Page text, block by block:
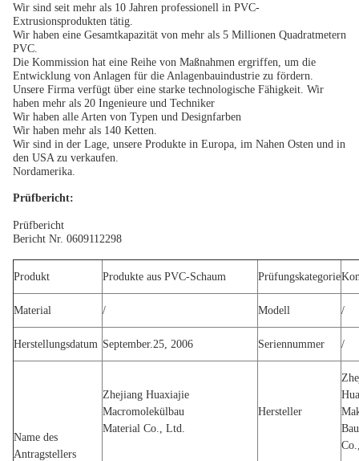
Wir sind seit mehr als 10 Jahren professionell in PVC-
Extrusionsprodukten tätig.
Wir haben eine Gesamtkapazität von mehr als 5 Millionen Quadratmetern
PVC.
Die Kommission hat eine Reihe von Maßnahmen ergriffen, um die
Entwicklung von Anlagen für die Anlagenbauindustrie zu fördern.
Unsere Firma verfügt über eine starke technologische Fähigkeit. Wir
haben mehr als 20 Ingenieure und Techniker
Wir haben alle Arten von Typen und Designfarben
Wir haben mehr als 140 Ketten.
Wir sind in der Lage, unsere Produkte in Europa, im Nahen Osten und in
den USA zu verkaufen.
Nordamerika.
Prüfbericht:
Prüfbericht
Bericht Nr. 0609112298
Produkt Produkte aus PVC-Schaum Prüfungskategorie
Material / Modell /
Herstellungsdatum September.25, 2006 Seriennummer /
Name des
Antragstellers
Zhejiang Huaxiajie
Macromolekülbau
Material Co., Ltd.
Hersteller